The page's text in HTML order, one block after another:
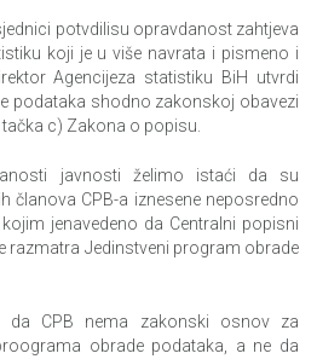
potvdilisu opravdanost zahtjeva
koji je u više navrata i pismeno i
Agencijeza statistiku BiH utvrdi
podataka shodno zakonskoj obavezi
c) Zakona o popisu.
javnosti želimo istaći da su
članova CPB-a iznesene neposredno
jenavedeno da Centralni popisni
razmatra Jedinstveni program obrade
da CPB nema zakonski osnov za
obrade podataka, a ne da